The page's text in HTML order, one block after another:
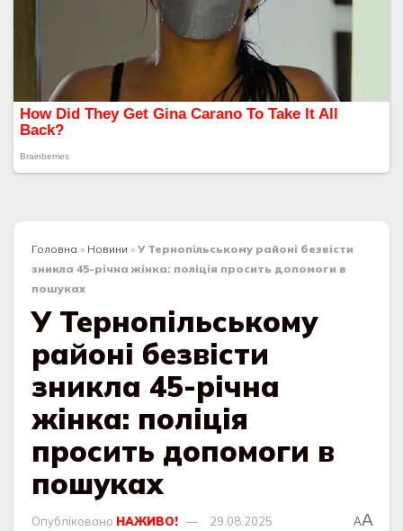
Головна » Новини » У Тернопільському районі безвісти
зникла 45-річна жінка: поліція просить допомоги в
пошуках
У Тернопільському
районі безвісти
зникла 45-річна
жінка: поліція
просить допомоги в
пошуках
Опубліковано НАЖИВО! 29.08.2025 AA